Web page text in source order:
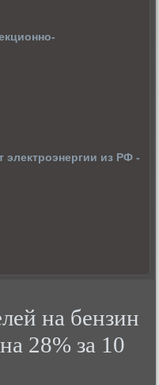
из РФ -
на бензин
28% за 10